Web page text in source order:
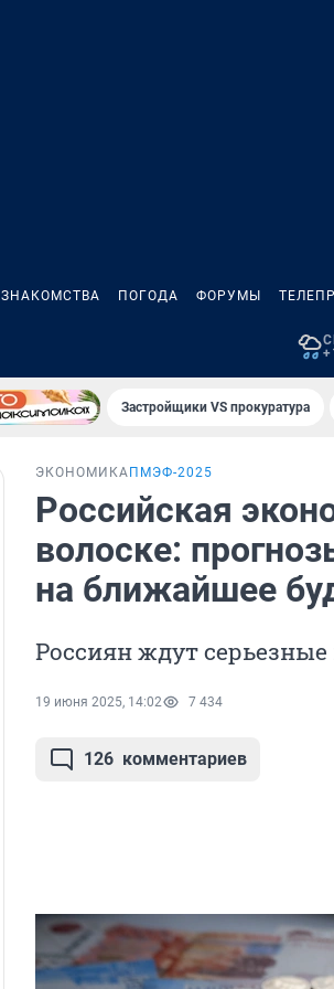
ЗНАКОМСТВА ПОГОДА ФОРУМЫ
Застройщики VS прокуратура
ЭКОНОМИКА ПМЭФ-2025
Российская
волоске:
на ближайшее
Россиян ждут
19 июня 2025, 14:02 7 434
126 комментариев